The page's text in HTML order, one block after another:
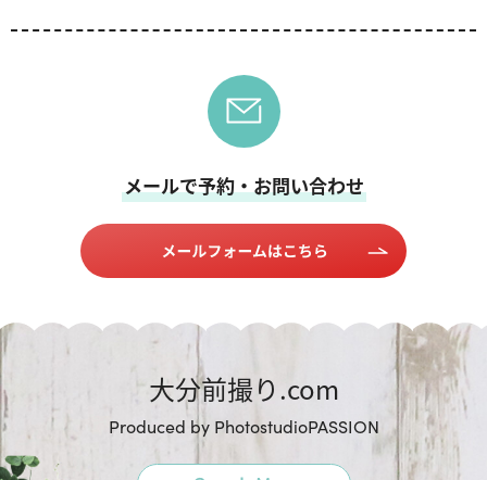
メールで予約・お問い合わせ
大分前撮り.com
Produced by PhotostudioPASSION